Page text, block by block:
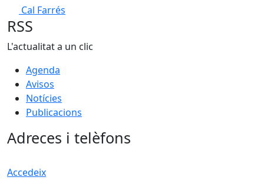
Cal Farrés
RSS
L'actualitat a un clic
Agenda
Avisos
Notícies
Publicacions
Adreces i telèfons
Accedeix